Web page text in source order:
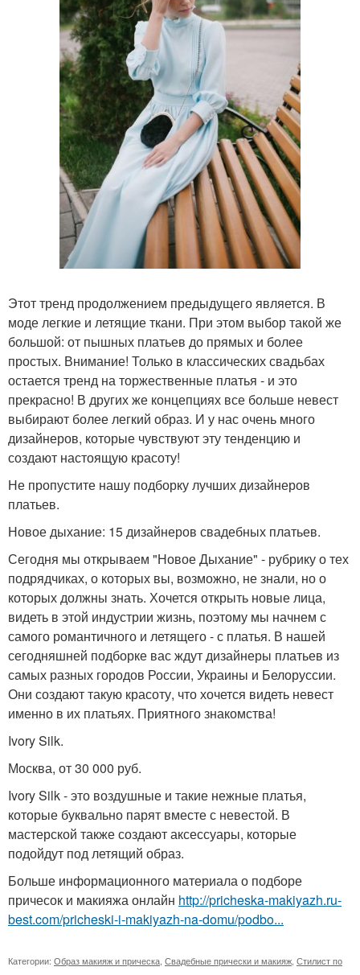
Этот тренд продолжением предыдущего является. В
моде легкие и летящие ткани. При этом выбор такой же
большой: от пышных платьев до прямых и более
простых. Внимание! Только в классических свадьбах
остается тренд на торжественные платья - и это
прекрасно! В других же концепциях все больше невест
выбирают более легкий образ. И у нас очень много
дизайнеров, которые чувствуют эту тенденцию и
создают настоящую красоту!
Не пропустите нашу подборку лучших дизайнеров
платьев.
Новое дыхание: 15 дизайнеров свадебных платьев.
Сегодня мы открываем "Новое Дыхание" - рубрику о тех
подрядчиках, о которых вы, возможно, не знали, но о
которых должны знать. Хочется открыть новые лица,
видеть в этой индустрии жизнь, поэтому мы начнем с
самого романтичного и летящего - с платья. В нашей
сегодняшней подборке вас ждут дизайнеры платьев из
самых разных городов России, Украины и Белоруссии.
Они создают такую красоту, что хочется видеть невест
именно в их платьях. Приятного знакомства!
Ivory Silk.
Москва, от 30 000 руб.
Ivory Silk - это воздушные и такие нежные платья,
которые буквально парят вместе с невестой. В
мастерской также создают аксессуары, которые
подойдут под летящий образ.
Больше информационного материала о подборе
причесок и макияжа онлайн http://pricheska-makiyazh.ru-
best.com/pricheski-i-makiyazh-na-domu/podbo...
Категории: Образ макияж и прическа Свадебные прически и макияж Стилист по